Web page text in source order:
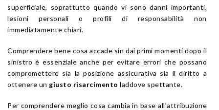
superficiale, soprattutto quando vi sono danni importanti,
lesioni personali o profili di responsabilità non
immediatamente chiari.
Comprendere bene cosa accade sin dai primi momenti dopo il
sinistro è essenziale anche per evitare errori che possano
compromettere sia la posizione assicurativa sia il diritto a
ottenere un giusto risarcimento laddove spettante.
Per comprendere meglio cosa cambia in base all’attribuzione